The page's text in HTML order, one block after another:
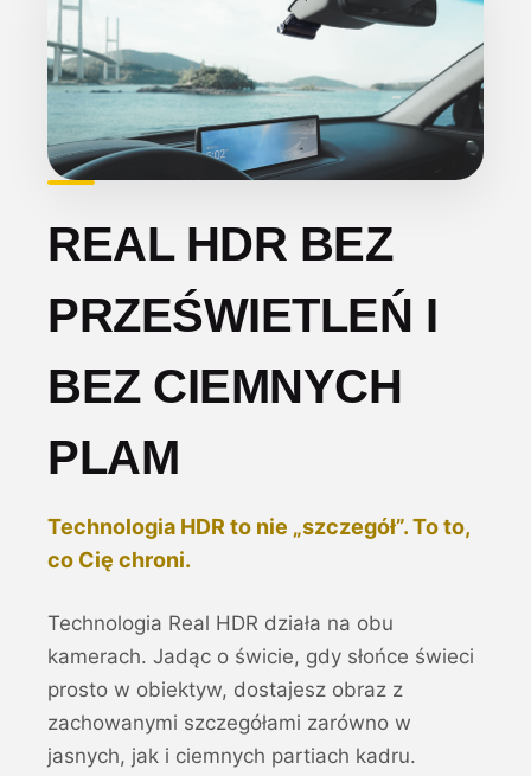
REAL HDR BEZ
PRZEŚWIETLEŃ I
BEZ CIEMNYCH
PLAM
Technologia HDR to nie „szczegół”. To to,
co Cię chroni.
Technologia Real HDR działa na obu
kamerach. Jadąc o świcie, gdy słońce świeci
prosto w obiektyw, dostajesz obraz z
zachowanymi szczegółami zarówno w
jasnych, jak i ciemnych partiach kadru.